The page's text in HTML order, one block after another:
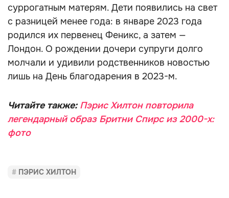
суррогатным матерям. Дети появились на свет
с разницей менее года: в январе 2023 года
родился их первенец Феникс, а затем —
Лондон. О рождении дочери супруги долго
молчали и удивили родственников новостью
лишь на День благодарения в 2023-м.
Читайте также: Пэрис Хилтон повторила
легендарный образ Бритни Спирс из 2000-х:
фото
ПЭРИС ХИЛТОН